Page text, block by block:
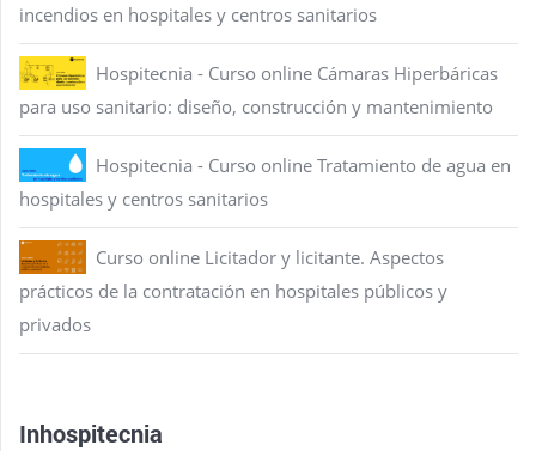
incendios en hospitales y centros sanitarios
Hospitecnia - Curso online Cámaras Hiperbáricas
para uso sanitario: diseño, construcción y mantenimiento
Hospitecnia - Curso online Tratamiento de agua en
hospitales y centros sanitarios
Curso online Licitador y licitante. Aspectos
prácticos de la contratación en hospitales públicos y
privados
Inhospitecnia